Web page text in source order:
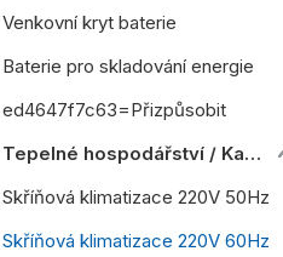
Venkovní kryt baterie
Baterie pro skladování energie
ed4647f7c63=Přizpůsobit
Tepelné hospodářství / Kabinet AC jednotka
Skříňová klimatizace 220V 50Hz
Skříňová klimatizace 220V 60Hz